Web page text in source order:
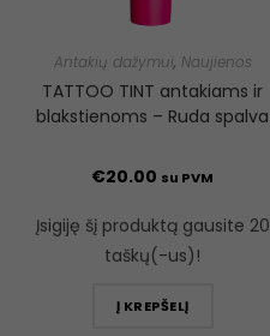
Antakių dažymui, Naujienos
TATTOO TINT antakiams ir
blakstienoms – Ruda spalva
€20.00 su PVM
Įsigiję šį produktą gausite 20
taškų(-us)!
Į KREPŠELĮ